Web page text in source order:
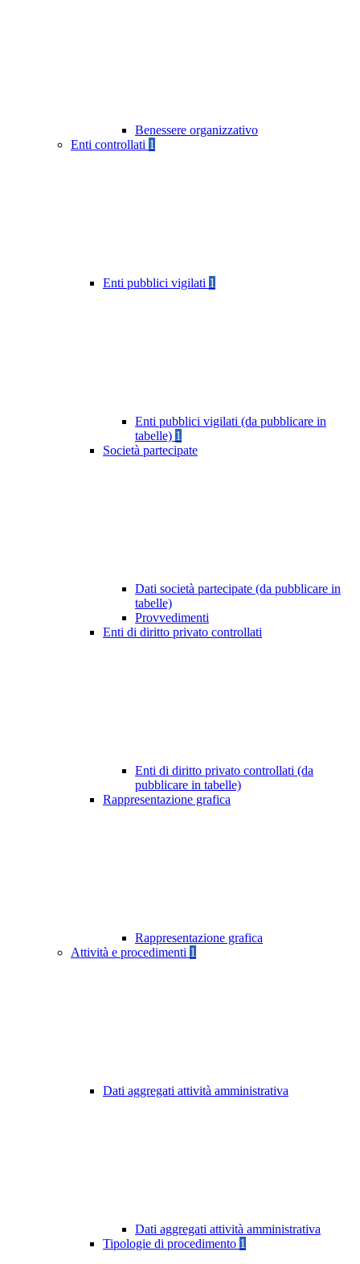
Benessere organizzativo
Enti controllati 1
Enti pubblici vigilati 1
Enti pubblici vigilati (da pubblicare in
tabelle) 1
Società partecipate
Dati società partecipate (da pubblicare in
tabelle)
Provvedimenti
Enti di diritto privato controllati
Enti di diritto privato controllati (da
pubblicare in tabelle)
Rappresentazione grafica
Rappresentazione grafica
Attività e procedimenti 1
Dati aggregati attività amministrativa
Dati aggregati attività amministrativa
Tipologie di procedimento 1